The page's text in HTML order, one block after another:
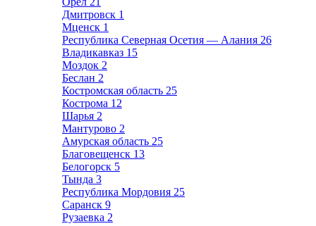
Дмитровск 1
Мценск 1
Республика Северная Осетия — Алания 26
Владикавказ 15
Моздок 2
Беслан 2
Костромская область 25
Кострома 12
Шарья 2
Мантурово 2
Амурская область 25
Благовещенск 13
Белогорск 5
Тында 3
Республика Мордовия 25
Саранск 9
Рузаевка 2